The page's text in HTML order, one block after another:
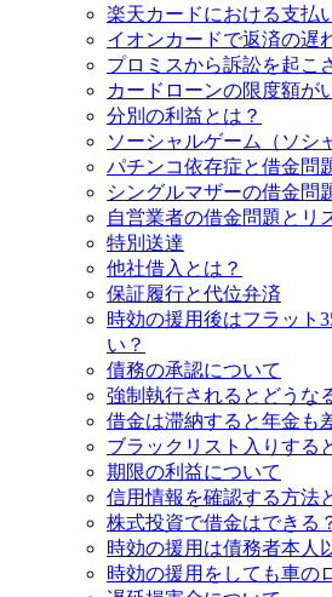
楽天カードにおける支払
イオンカードで返済の遅
プロミスから訴訟を起こ
カードローンの限度額が
分別の利益とは？
ソーシャルゲーム（ソシ
パチンコ依存症と借金問
シングルマザーの借金問
自営業者の借金問題とリ
特別送達
他社借入とは？
保証履行と代位弁済
時効の援用後はフラット
い？
債務の承認について
強制執行されるとどうな
借金は滞納すると年金も
ブラックリスト入りする
期限の利益について
信用情報を確認する方法
株式投資で借金はできる
時効の援用は債務者本人
時効の援用をしても車の